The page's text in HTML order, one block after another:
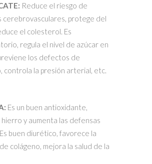
Reduce el riesgo de
cerebrovasculares, protege del
el colesterol. Es
regula el nivel de azúcar en
los defectos de
controla la presión arterial, etc.
Es un buen antioxidante,
y aumenta las defensas
buen diurético, favorece la
colágeno, mejora la salud de la